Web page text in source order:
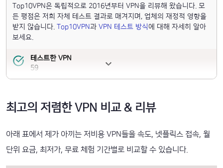
Top10VPN은 독립적으로 2016년부터 VPN을 리뷰해 왔습니다. 모
든 평점은 저희 자체 테스트 결과로 매겨지며, 업체의 재정적 영향을
받지 않습니다. Top10VPN과 VPN 테스트 방식에 대해 자세히 알아
보세요.
테스트한 VPN
59
총 경력 연수
최고의 저렴한 VPN 비교 & 리뷰
아래 표에서 제가 아끼는 저비용 VPN들을 속도, 넷플릭스 접속, 월
단위 요금, 최저가, 무료 체험 기간별로 비교할 수 있습니다.